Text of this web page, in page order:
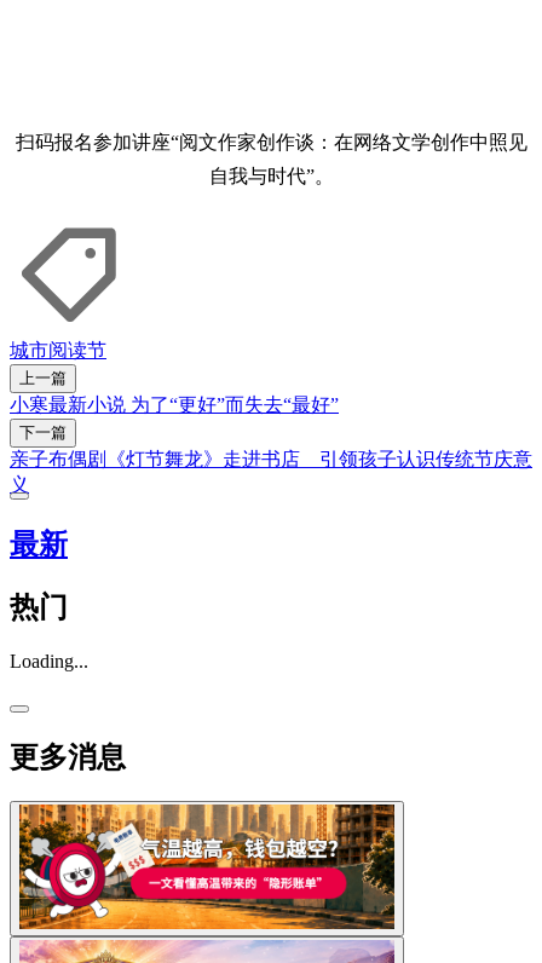
扫码报名参加讲座“阅文作家创作谈：在网络文学创作中照见
自我与时代”。
城市阅读节
上一篇
小寒最新小说 为了“更好”而失去“最好”
下一篇
亲子布偶剧《灯节舞龙》走进书店 引领孩子认识传统节庆意
义
最新
热门
Loading...
更多消息